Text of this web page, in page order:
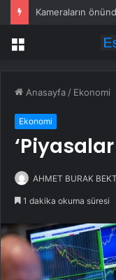
Menü
Anasayfa / Ekonomi
Ekonomi
AHMET BURAK
1 dakika okuma süresi